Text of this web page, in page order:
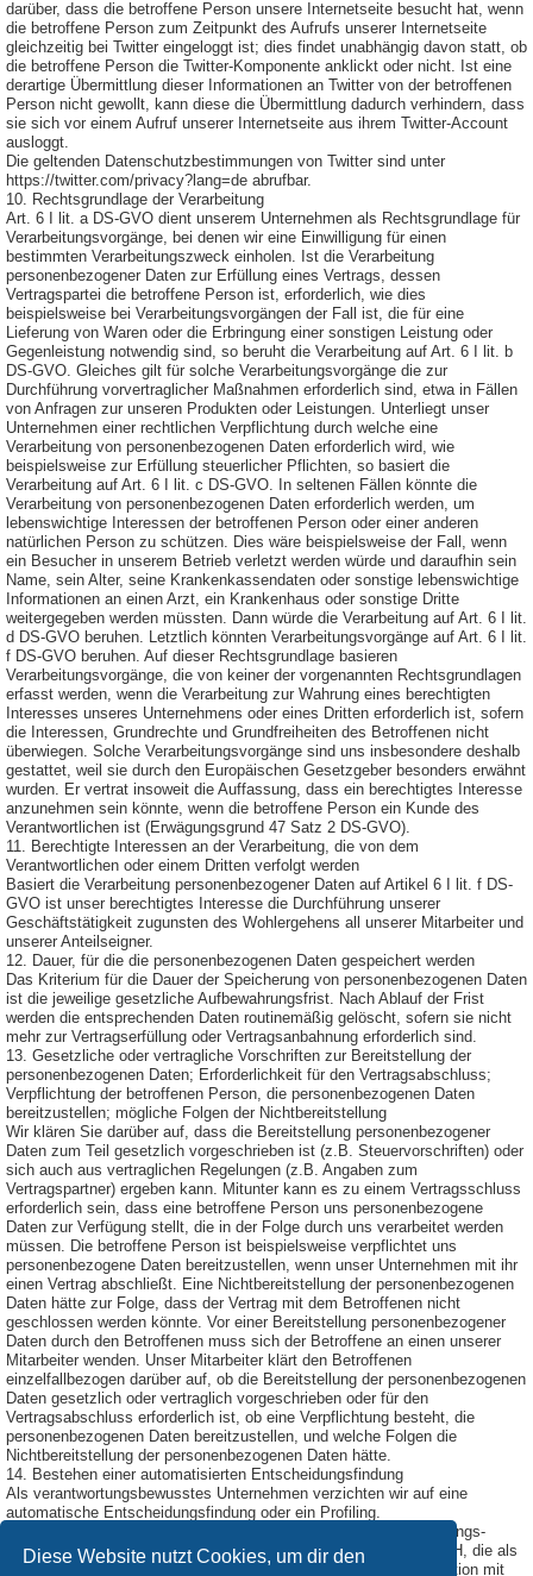
Diese Website nutzt Cookies, um dir den
darüber, dass die betroffene Person unsere Internetseite besucht hat, wenn
die betroffene Person zum Zeitpunkt des Aufrufs unserer Internetseite
gleichzeitig bei Twitter eingeloggt ist; dies findet unabhängig davon statt, ob
die betroffene Person die Twitter-Komponente anklickt oder nicht. Ist eine
derartige Übermittlung dieser Informationen an Twitter von der betroffenen
Person nicht gewollt, kann diese die Übermittlung dadurch verhindern, dass
sie sich vor einem Aufruf unserer Internetseite aus ihrem Twitter-Account
ausloggt.
Die geltenden Datenschutzbestimmungen von Twitter sind unter
https://twitter.com/privacy?lang=de abrufbar.
10. Rechtsgrundlage der Verarbeitung
Art. 6 I lit. a DS-GVO dient unserem Unternehmen als Rechtsgrundlage für
Verarbeitungsvorgänge, bei denen wir eine Einwilligung für einen
bestimmten Verarbeitungszweck einholen. Ist die Verarbeitung
personenbezogener Daten zur Erfüllung eines Vertrags, dessen
Vertragspartei die betroffene Person ist, erforderlich, wie dies
beispielsweise bei Verarbeitungsvorgängen der Fall ist, die für eine
Lieferung von Waren oder die Erbringung einer sonstigen Leistung oder
Gegenleistung notwendig sind, so beruht die Verarbeitung auf Art. 6 I lit. b
DS-GVO. Gleiches gilt für solche Verarbeitungsvorgänge die zur
Durchführung vorvertraglicher Maßnahmen erforderlich sind, etwa in Fällen
von Anfragen zur unseren Produkten oder Leistungen. Unterliegt unser
Unternehmen einer rechtlichen Verpflichtung durch welche eine
Verarbeitung von personenbezogenen Daten erforderlich wird, wie
beispielsweise zur Erfüllung steuerlicher Pflichten, so basiert die
Verarbeitung auf Art. 6 I lit. c DS-GVO. In seltenen Fällen könnte die
Verarbeitung von personenbezogenen Daten erforderlich werden, um
lebenswichtige Interessen der betroffenen Person oder einer anderen
natürlichen Person zu schützen. Dies wäre beispielsweise der Fall, wenn
ein Besucher in unserem Betrieb verletzt werden würde und daraufhin sein
Name, sein Alter, seine Krankenkassendaten oder sonstige lebenswichtige
Informationen an einen Arzt, ein Krankenhaus oder sonstige Dritte
weitergegeben werden müssten. Dann würde die Verarbeitung auf Art. 6 I lit.
d DS-GVO beruhen. Letztlich könnten Verarbeitungsvorgänge auf Art. 6 I lit.
f DS-GVO beruhen. Auf dieser Rechtsgrundlage basieren
Verarbeitungsvorgänge, die von keiner der vorgenannten Rechtsgrundlagen
erfasst werden, wenn die Verarbeitung zur Wahrung eines berechtigten
Interesses unseres Unternehmens oder eines Dritten erforderlich ist, sofern
die Interessen, Grundrechte und Grundfreiheiten des Betroffenen nicht
überwiegen. Solche Verarbeitungsvorgänge sind uns insbesondere deshalb
gestattet, weil sie durch den Europäischen Gesetzgeber besonders erwähnt
wurden. Er vertrat insoweit die Auffassung, dass ein berechtigtes Interesse
anzunehmen sein könnte, wenn die betroffene Person ein Kunde des
Verantwortlichen ist (Erwägungsgrund 47 Satz 2 DS-GVO).
11. Berechtigte Interessen an der Verarbeitung, die von dem
Verantwortlichen oder einem Dritten verfolgt werden
Basiert die Verarbeitung personenbezogener Daten auf Artikel 6 I lit. f DS-
GVO ist unser berechtigtes Interesse die Durchführung unserer
Geschäftstätigkeit zugunsten des Wohlergehens all unserer Mitarbeiter und
unserer Anteilseigner.
12. Dauer, für die die personenbezogenen Daten gespeichert werden
Das Kriterium für die Dauer der Speicherung von personenbezogenen Daten
ist die jeweilige gesetzliche Aufbewahrungsfrist. Nach Ablauf der Frist
werden die entsprechenden Daten routinemäßig gelöscht, sofern sie nicht
mehr zur Vertragserfüllung oder Vertragsanbahnung erforderlich sind.
13. Gesetzliche oder vertragliche Vorschriften zur Bereitstellung der
personenbezogenen Daten; Erforderlichkeit für den Vertragsabschluss;
Verpflichtung der betroffenen Person, die personenbezogenen Daten
bereitzustellen; mögliche Folgen der Nichtbereitstellung
Wir klären Sie darüber auf, dass die Bereitstellung personenbezogener
Daten zum Teil gesetzlich vorgeschrieben ist (z.B. Steuervorschriften) oder
sich auch aus vertraglichen Regelungen (z.B. Angaben zum
Vertragspartner) ergeben kann. Mitunter kann es zu einem Vertragsschluss
erforderlich sein, dass eine betroffene Person uns personenbezogene
Daten zur Verfügung stellt, die in der Folge durch uns verarbeitet werden
müssen. Die betroffene Person ist beispielsweise verpflichtet uns
personenbezogene Daten bereitzustellen, wenn unser Unternehmen mit ihr
einen Vertrag abschließt. Eine Nichtbereitstellung der personenbezogenen
Daten hätte zur Folge, dass der Vertrag mit dem Betroffenen nicht
geschlossen werden könnte. Vor einer Bereitstellung personenbezogener
Daten durch den Betroffenen muss sich der Betroffene an einen unserer
Mitarbeiter wenden. Unser Mitarbeiter klärt den Betroffenen
einzelfallbezogen darüber auf, ob die Bereitstellung der personenbezogenen
Daten gesetzlich oder vertraglich vorgeschrieben oder für den
Vertragsabschluss erforderlich ist, ob eine Verpflichtung besteht, die
personenbezogenen Daten bereitzustellen, und welche Folgen die
Nichtbereitstellung der personenbezogenen Daten hätte.
14. Bestehen einer automatisierten Entscheidungsfindung
Als verantwortungsbewusstes Unternehmen verzichten wir auf eine
automatische Entscheidungsfindung oder ein Profiling.
Diese Datenschutzerklärung wurde durch den Datenschutzerklärungs-
Generator der DGD Deutsche Gesellschaft für Datenschutz GmbH, die als
Externer Datenschutzbeauftragter Passau
tätig ist, in Kooperation mit